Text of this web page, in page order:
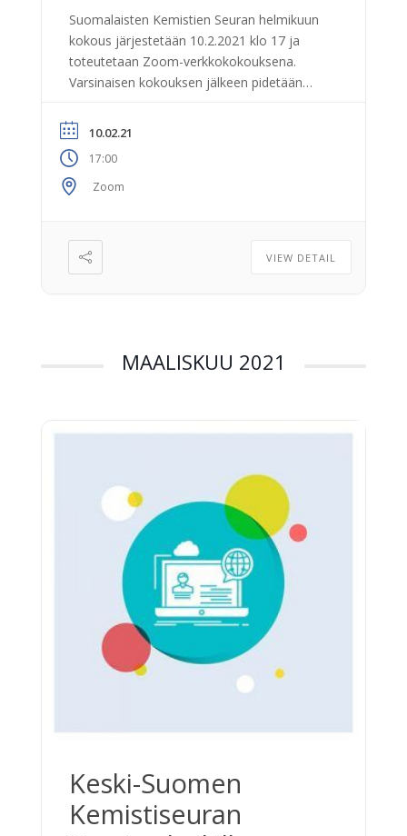
Suomalaisten Kemistien Seuran helmikuun
kokous järjestetään 10.2.2021 klo 17 ja
toteutetaan Zoom-verkkokokouksena.
Varsinaisen kokouksen jälkeen pidetään
Verkkoluento: Riskiryhmä ja kansallisen
kemikaaliohjelman uudistaminen Luennon
kuvaus: Riskiryhmä on
kemikaaliviranomaisten ja tutkimuslaitosten
liittyvissä asioissa. Riskiryhmä osallistuu
vuonna 2021 toteutettavaan kansallisen
10.02.21
17:00
Zoom
VIEW DETAIL
MAALISKUU 2021
Keski-Suomen
Kemistiseuran